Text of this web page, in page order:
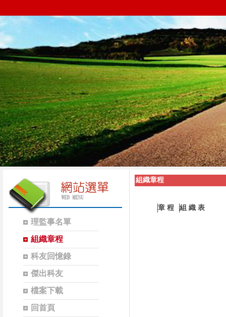
理監事名單
組織章程
科友回憶錄
傑出科友
檔案下載
回首頁
組織章程
章 程 組 織 表